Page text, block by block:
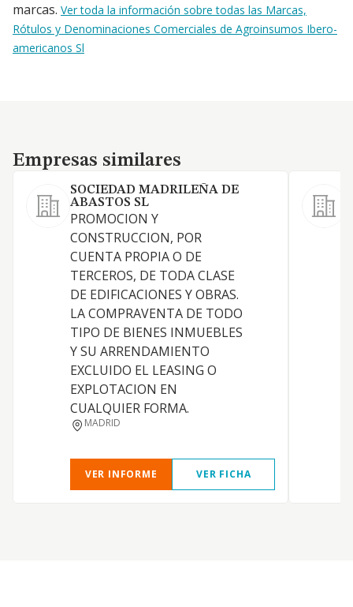
marcas. Ver toda la información sobre todas las Marcas,
Rótulos y Denominaciones Comerciales de Agroinsumos Ibero-
americanos Sl
Empresas similares
Empresas similares
SOCIEDAD MADRILEÑA DE
ABASTOS SL
PROMOCION Y
CONSTRUCCION, POR
CUENTA PROPIA O DE
TERCEROS, DE TODA CLASE
DE EDIFICACIONES Y OBRAS.
LA COMPRAVENTA DE TODO
TIPO DE BIENES INMUEBLES
Y SU ARRENDAMIENTO
EXCLUIDO EL LEASING O
EXPLOTACION EN
CUALQUIER FORMA.
MADRID
VER INFORME VER FICHA